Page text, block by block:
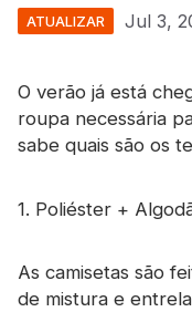
Roupas de
Material que
Novo produto
ATUALIZAR Jul 3,
O verão já está
roupa necessária
sabe quais são os
1. Poliéster +
As camisetas são
de mistura e